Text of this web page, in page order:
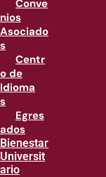
Conve
nios
Asociado
s
Centr
o de
Idioma
s
Egres
ados
Bienestar
Universit
ario